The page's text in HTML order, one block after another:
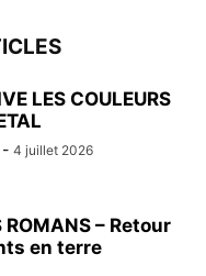
LES COULEURS
- 4 juillet 2026
ROMANS – Retour
en terre